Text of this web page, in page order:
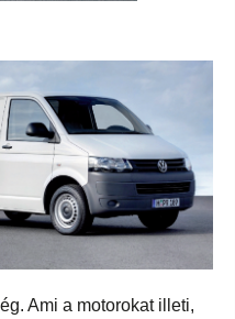
Ami a motorokat illeti,